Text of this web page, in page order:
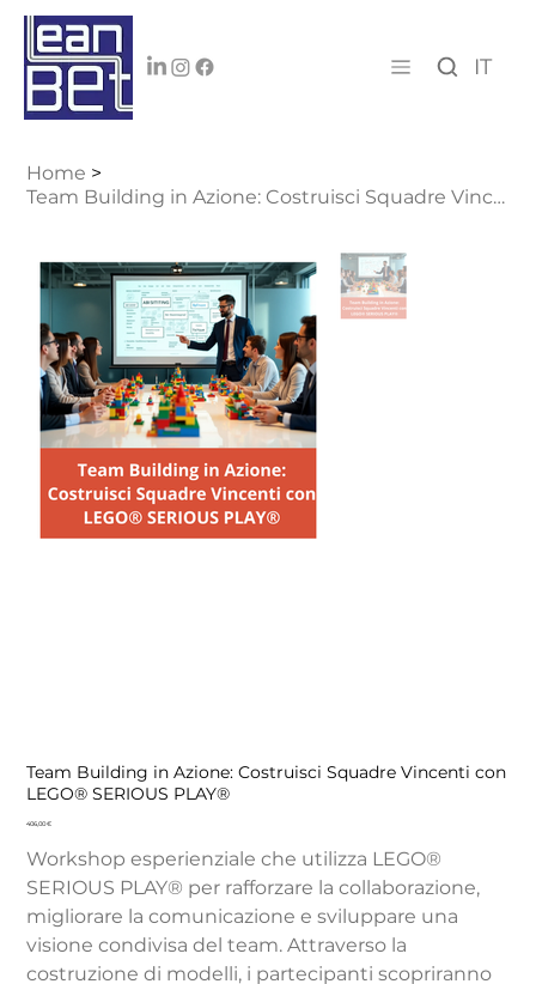
IT
Home >
Team Building in Azione: Costruisci Squadre Vincenti con LEGO® SERIOUS PLAY®
Team Building in Azione: Costruisci Squadre Vincenti con
LEGO® SERIOUS PLAY®
Prezzo
406,00 €
Workshop esperienziale che utilizza LEGO®
SERIOUS PLAY® per rafforzare la collaborazione,
migliorare la comunicazione e sviluppare una
visione condivisa del team. Attraverso la
costruzione di modelli, i partecipanti scopriranno